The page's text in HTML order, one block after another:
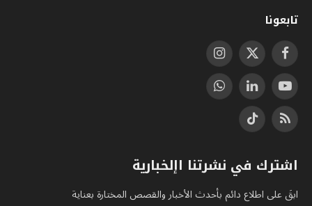
تابعونا
فيسبوكX
(Twitter)
الانستغرام
يوتيوب لينكدإنواتساب
RSS
تيكتوك
اشترك في نشرتنا اإلخبارية
ابقَ على اطلاع دائم بأحدث الأخبار والقصص المختارة بعناية